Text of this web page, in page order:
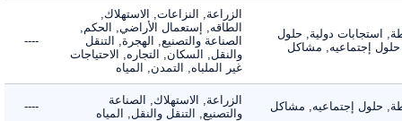
استجابات دولية, حلول
إجتماعيه, مشاكل
الزراعة, النزاعات, الاستهلاك,
الطاقه, إستعمال الأراضي, الحكم,
الصناعة والتصنيع, الهجرة, التنقل
والنقل, السكان, التجاره, الاحتياجات
غير الملباه, التمدن, المياه
----
حلول إجتماعيه, مشاكل
الزراعة, الاستهلاك, الصناعة
والتصنيع, التنقل والنقل, المياه
----